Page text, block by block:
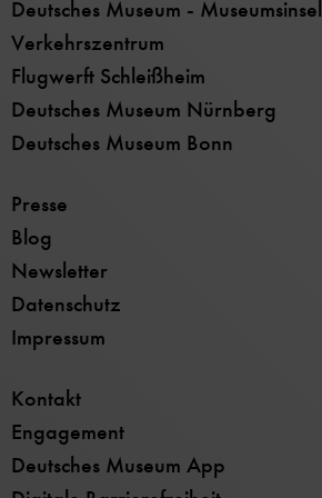
Deutsches Museum - Museumsinsel
Verkehrszentrum
Flugwerft Schleißheim
Deutsches Museum Nürnberg
Deutsches Museum Bonn
Presse
Blog
Newsletter
Datenschutz
Impressum
Kontakt
Engagement
Deutsches Museum App